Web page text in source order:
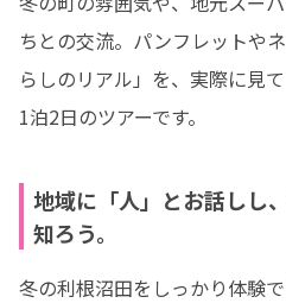
ちとの交流。パンフレットや
らしのリアル」を、実際に見
1泊2日のツアーです。
地域に「人」とお話しし
知ろう。
冬の利根沼田をしっかり体験